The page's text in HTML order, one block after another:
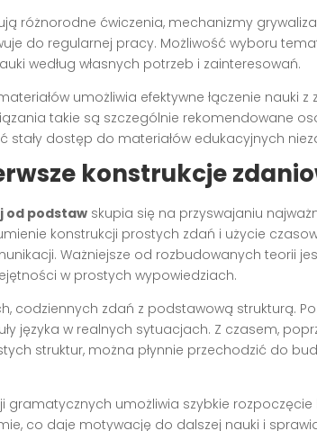
różnorodne ćwiczenia, mechanizmy
do regularnej pracy. Możliwość wyboru
według własnych potrzeb i zainteresowań.
umożliwia efektywne łączenie nauki
takie są szczególnie rekomendowane
stały dostęp do materiałów edukacyjnych
konstrukcje
od podstaw skupia się na przyswajaniu
konstrukcji prostych zdań i użycie
Ważniejsze od rozbudowanych teorii
w prostych wypowiedziach.
codziennych zdań z podstawową strukturą.
języka w realnych sytuacjach. Z czasem,
struktur, można płynnie przechodzić do
gramatycznych umożliwia szybkie
co daje motywację do dalszej nauki i